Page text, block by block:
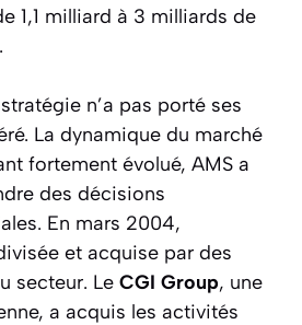
1,1 milliard à 3 milliards de
n’a pas porté ses
La dynamique du marché
fortement évolué, AMS a
des décisions
En mars 2004,
et acquise par des
secteur. Le CGI Group, une
a acquis les activités